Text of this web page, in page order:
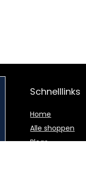
Schnelllinks
Home
Alle shoppen
Blogs